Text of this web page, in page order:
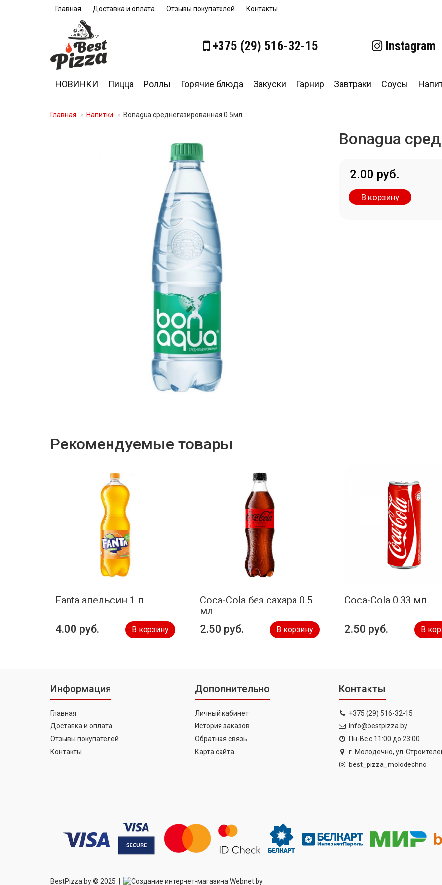
Главная Доставка и оплата Отзывы покупателей Контакты
+375 (29) 516-32-15 Instagram
НОВИНКИ Пицца Роллы Горячие блюда Закуски Гарнир Завтраки Соусы
Главная Напитки Bonagua среднегазированная 0.5мл
Bonagua
2.00 руб.
В корзину
Рекомендуемые товары
Fanta апельсин 1 л
4.00 руб. В корзину
Coca-Cola без сахара 0.5
мл
2.50 руб. В корзину
Coca-Cola 0.33 мл
2.50 руб. В
Информация
Главная
Доставка и оплата
Отзывы покупателей
Контакты
Дополнительно
Личный кабинет
История заказов
Обратная связь
Карта сайта
Контакты
+375 (29) 516-32-15
info@bestpizza.by
Пн-Вс с 11:00 до 23:00
г. Молодечно, ул.
best_pizza_molodechno
BestPizza.by © 2025 | Создание интернет-магазинаWebnet.by